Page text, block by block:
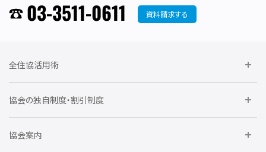
03-3511-0611 資料請求する
全住協活用術
委員会に参加しよう
要望活動に参加しよう
協会の独自制度・割引制度
住宅瑕疵担保責任保険割引制度
協会案内